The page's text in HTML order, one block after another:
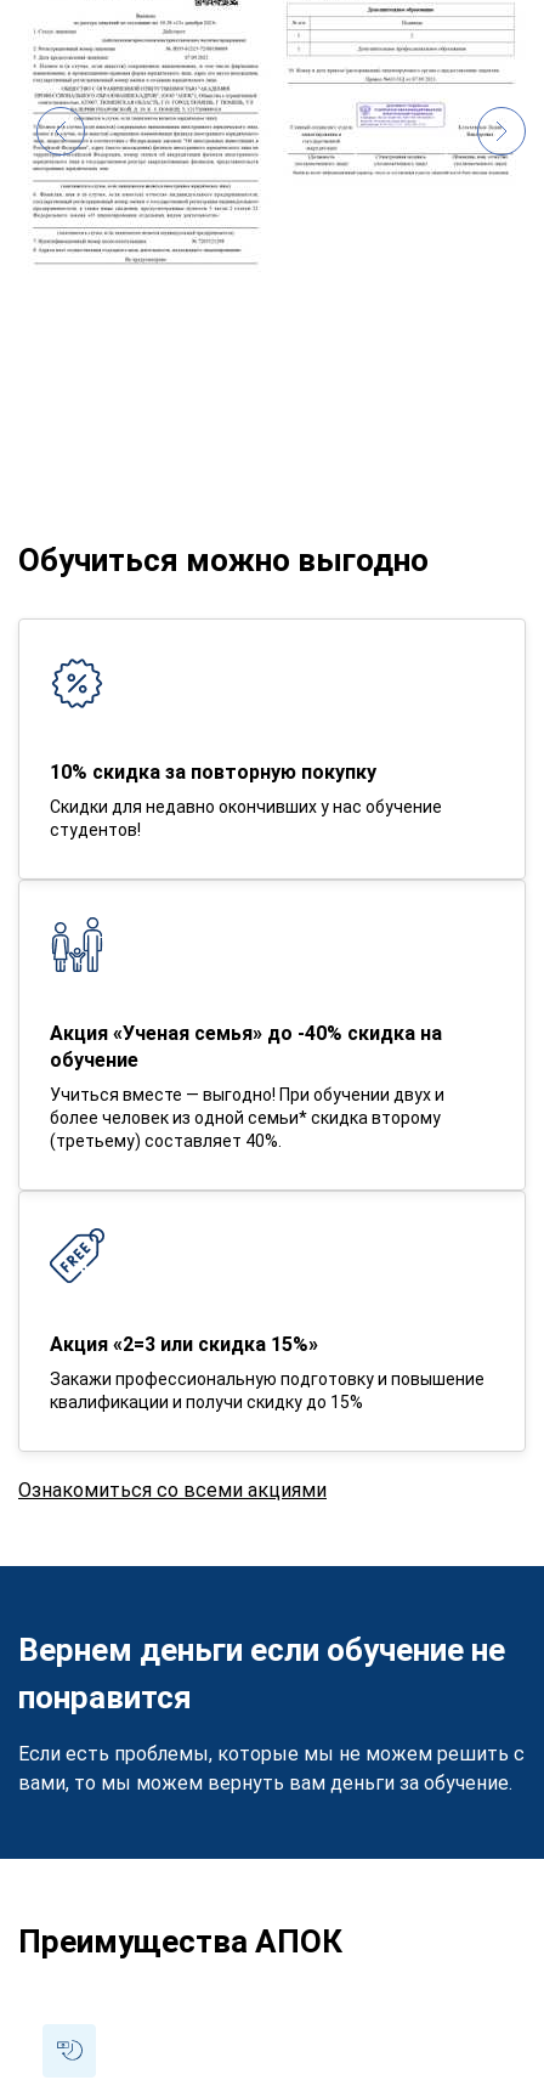
Обучиться можно выгодно
10% скидка за повторную покупку
Скидки для недавно окончивших у нас обучение
студентов!
Акция «Ученая семья» до -40% скидка на
обучение
Учиться вместе — выгодно! При обучении двух и
более человек из одной семьи* скидка второму
(третьему) составляет 40%.
Акция «2=3 или скидка 15%»
Закажи профессиональную подготовку и повышение
квалификации и получи скидку до 15%
Ознакомиться со всеми акциями
Вернем деньги если обучение не
понравится
Если есть проблемы, которые мы не можем решить с
вами, то мы можем вернуть вам деньги за обучение.
Преимущества АПОК